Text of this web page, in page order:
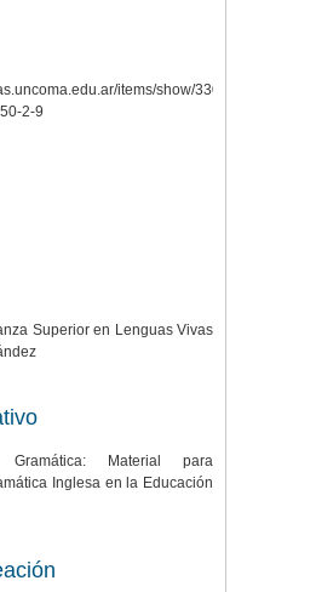
items/show/330
2-9
Superior en Lenguas Vivas
Gramática: Material para
Inglesa en la Educación